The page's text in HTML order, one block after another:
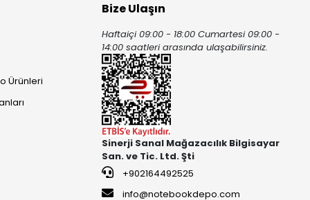
Ürünleri
Bize Ulaşın
Haftaiçi 09:00 - 18:00 Cumartesi 09:00 -
14:00 saatleri arasında ulaşabilirsiniz.
Sinerji Sanal Mağazacılık Bilgisayar
San. ve Tic. Ltd. Şti
+902164492525
info@notebookdepo.com